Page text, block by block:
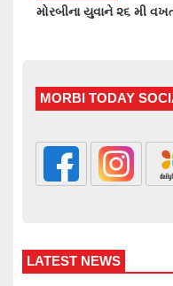
મોરબીના યુવાને ૨૬ મી
MORBI TODAY
LATEST NEWS